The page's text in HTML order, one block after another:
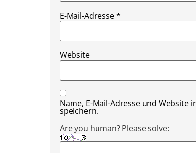
E-Mail-Adresse*
Website
Name, E-Mail-Adresse und
speichern.
Are you human? Please solve: